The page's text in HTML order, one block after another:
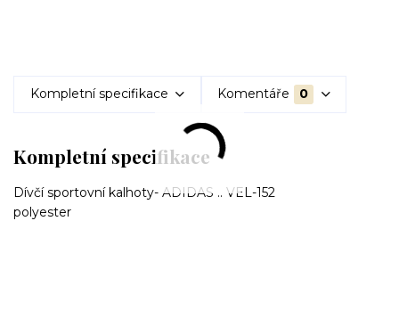
Kompletní specifikace Komentáře 0
Kompletní specifikace
Dívčí sportovní kalhoty- ADIDAS .. VEL-152
polyester